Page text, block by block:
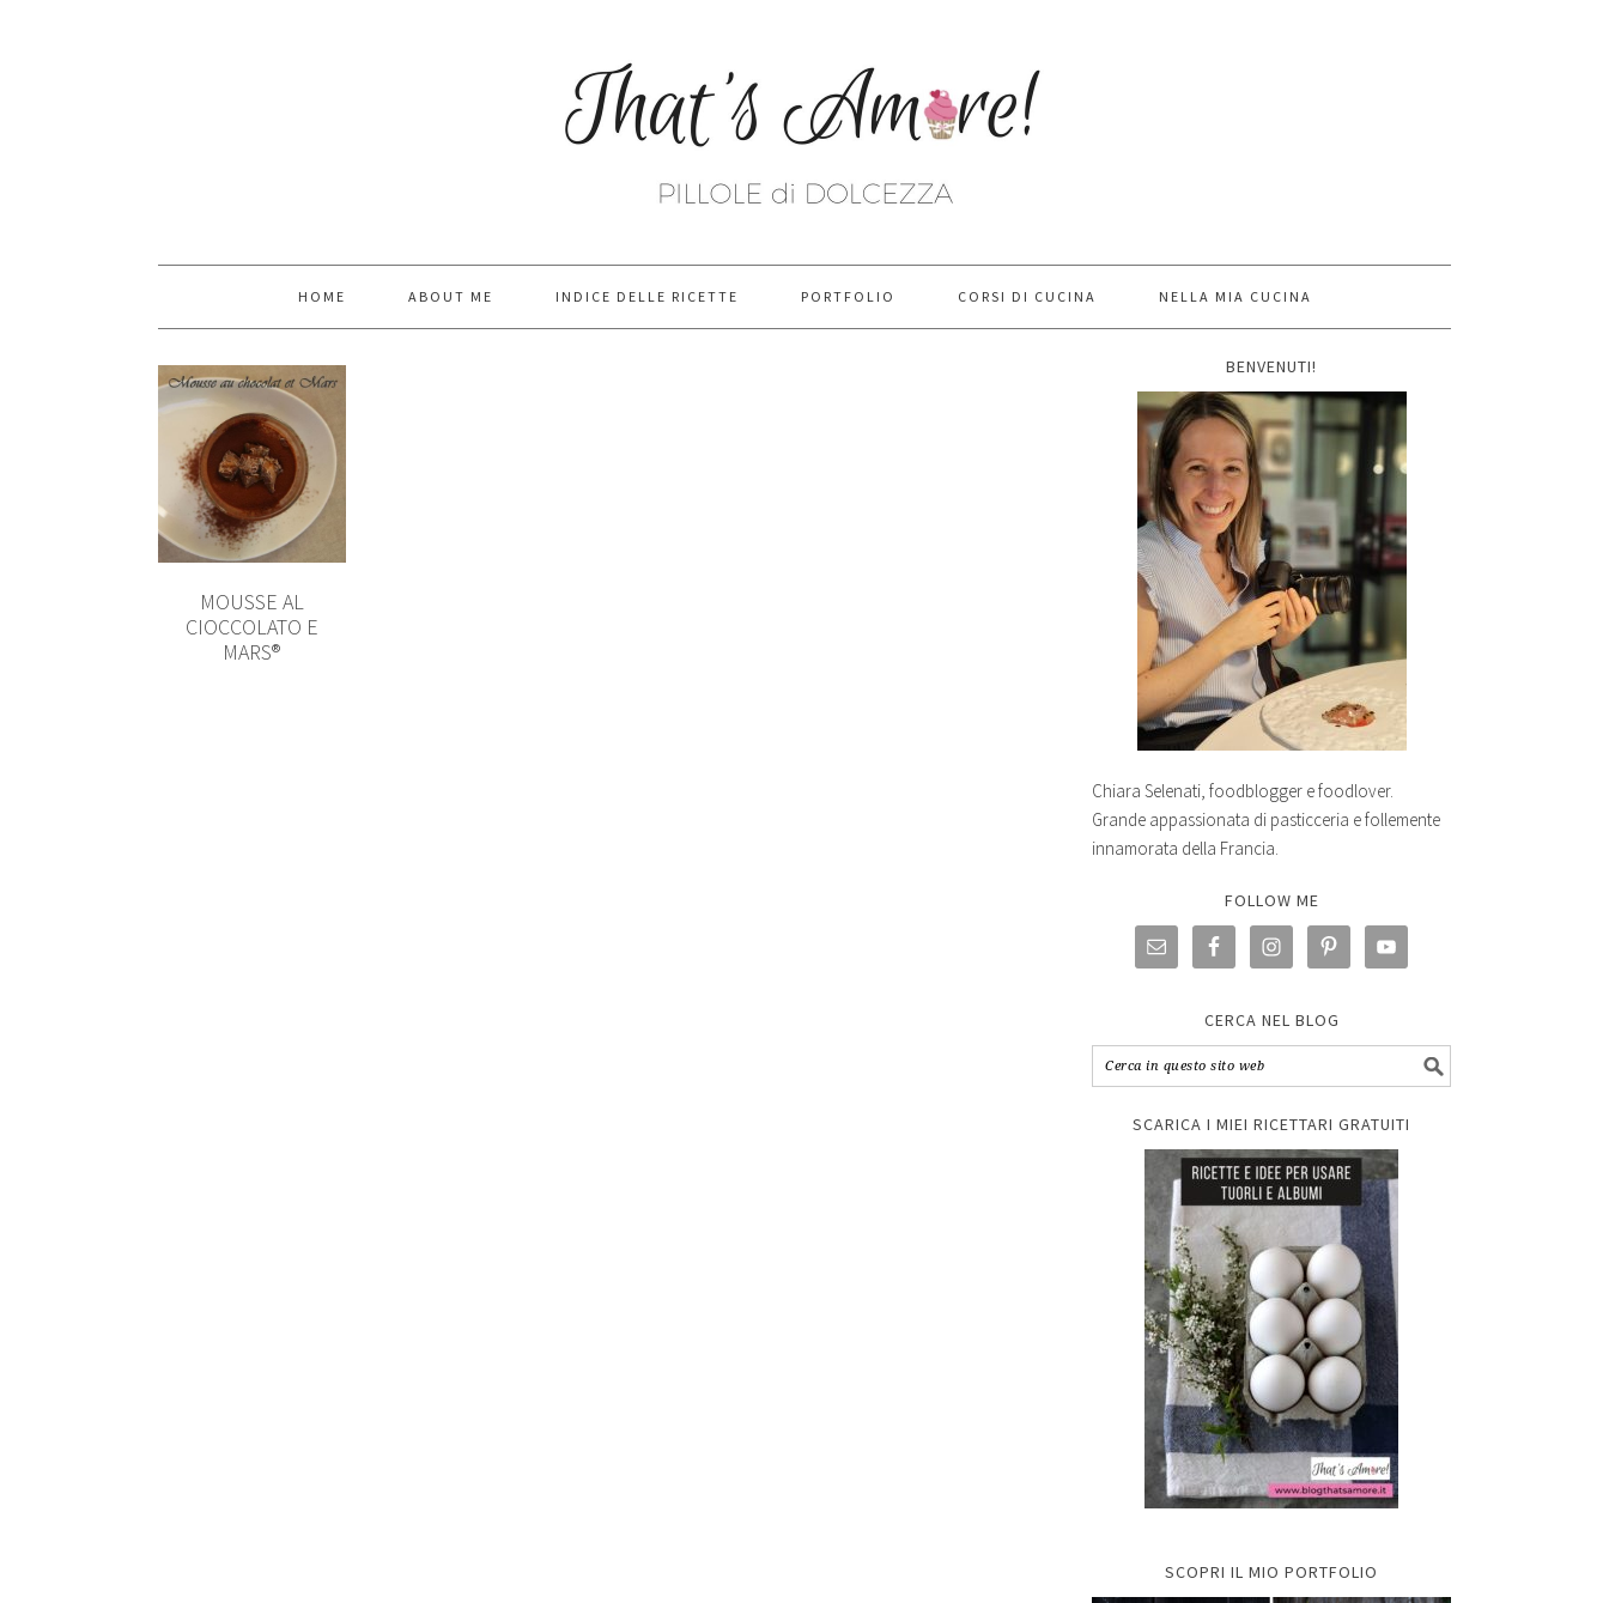
HOME ABOUT ME INDICE DELLE RICETTE PORTFOLIO CORSI DI CUCINA NELLA MIA CUCINA
MOUSSE AL
CIOCCOLATO E
MARS®
BENVENUTI!
Chiara Selenati, foodblogger e foodlover.
Grande appassionata di pasticceria e follemente
innamorata della Francia.
FOLLOW ME
CERCA NEL BLOG
SCARICA I MIEI RICETTARI GRATUITI
SCOPRI IL MIO PORTFOLIO